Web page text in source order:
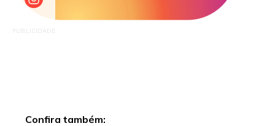
PUBLICIDADE
Confira também: